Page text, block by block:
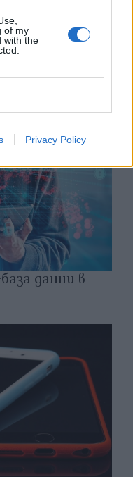
of my
with the
Privacy Policy
курорт
данни в